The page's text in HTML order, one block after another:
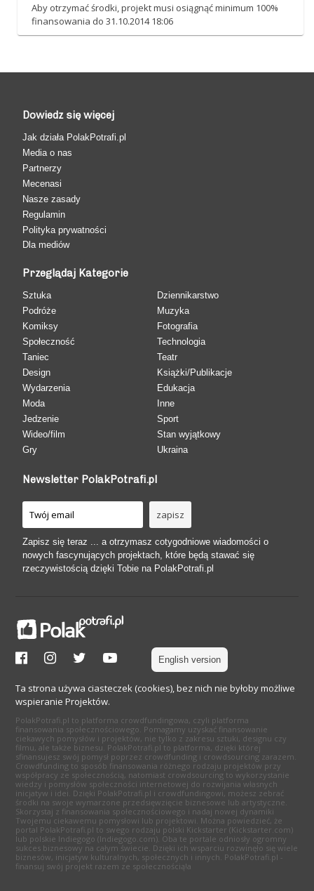
Aby otrzymać środki, projekt musi osiągnąć minimum 100%
finansowania do 31.10.2014 18:06
Dowiedz się więcej
Jak działa PolakPotrafi.pl
Media o nas
Partnerzy
Mecenasi
Nasze zasady
Regulamin
Polityka prywatności
Dla mediów
Przeglądaj Kategorie
Sztuka
Podróże
Komiksy
Społeczność
Taniec
Design
Wydarzenia
Moda
Jedzenie
Wideo/film
Gry
Dziennikarstwo
Muzyka
Fotografia
Technologia
Teatr
Książki/Publikacje
Edukacja
Inne
Sport
Stan wyjątkowy
Ukraina
Newsletter PolakPotrafi.pl
Zapisz się teraz ... a otrzymasz cotygodniowe wiadomości o
nowych fascynujących projektach, które będą stawać się
rzeczywistością dzięki Tobie na PolakPotrafi.pl
English version
Ta strona używa ciasteczek (cookies), bez nich nie byłoby możliwe
wspieranie Projektów.
PolakPotrafi.pl to platforma crowdfundingowa, czyli platforma
finansowania społecznościowego. Pomagamy uzyskać finansowanie
ciekawych pomysłów i projektów, nie tylko z zakresu sztuki, designu czy
filmu, ale także biznesu. PolakPotrafi.pl to platforma, dzięki której
sfinansujesz swój pomysł poprzez crowdfunding i crowdsourcing zarazem.
Crowdfunding to sposób finansowania różnego rodzaju projektów przy
współpracy ze społecznością, natomiast crowdsourcing to wykorzystanie
wiedzy i pomysłów społeczności internetowej do rozwijania własnych
inicjatyw i idei. Dzięki PolakPotrafi.pl i crowdfundingowi, możesz zebrać
środki na swoje wymarzone przedsięwzięcie biznesowe lub artystyczne.
Skorzystaj z finansowania społecznościowego i nadaj nowej dynamiki
Twojemu ciekawemu pomysłowi lub projektowi. Można powiedzieć, że
portal PolakPotrafi.pl to swego rodzaju polski Kickstarter (Kickstarter.com)
lub polskie Indiegogo (Indiegogo.com). Oba te portale odniosły ogromny
sukces biznesowy na całym świecie. Dzięki ich wsparciu rozwinęło się wiele
biznesów, inicjatyw kulturalnych, społecznych i innych. PolakPotrafi.pl -
finansuj swój projekt razem ze społecznością!a